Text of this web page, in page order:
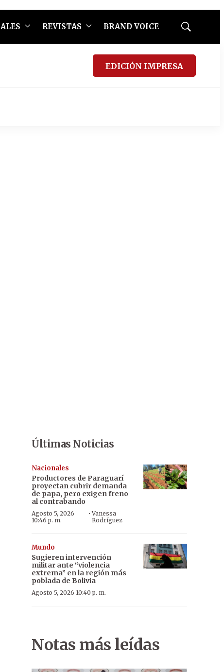
REVISTAS BRAND VOICE
Mostrar
EDICIÓN IMPRESA
Últimas Noticias
Nacionales
Productores de Paraguarí
proyectan cubrir demanda
de papa, pero exigen freno
al contrabando
Agosto 5, 2026
10:46 p. m.
·Vanessa
Rodríguez
Mundo
Sugieren intervención
militar ante “violencia
extrema” en la región más
poblada de Bolivia
Agosto 5, 2026 10:40 p. m.
Notas más leídas